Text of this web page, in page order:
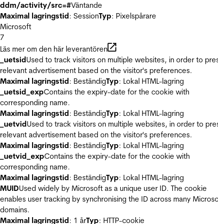
ddm/activity/src=#Väntande
Maximal lagringstid: SessionTyp: Pixelspårare
Microsoft
7
Läs mer om den här leverantören
_uetsidUsed to track visitors on multiple websites, in order to
relevant advertisement based on the visitor's preferences.
Maximal lagringstid: BeständigTyp: Lokal HTML-lagring
_uetsid_expContains the expiry-date for the cookie with
corresponding name.
Maximal lagringstid: BeständigTyp: Lokal HTML-lagring
_uetvidUsed to track visitors on multiple websites, in order to
relevant advertisement based on the visitor's preferences.
Maximal lagringstid: BeständigTyp: Lokal HTML-lagring
_uetvid_expContains the expiry-date for the cookie with
corresponding name.
Maximal lagringstid: BeständigTyp: Lokal HTML-lagring
MUIDUsed widely by Microsoft as a unique user ID. The cookie
enables user tracking by synchronising the ID across many
domains.
Maximal lagringstid: 1 årTyp: HTTP-cookie